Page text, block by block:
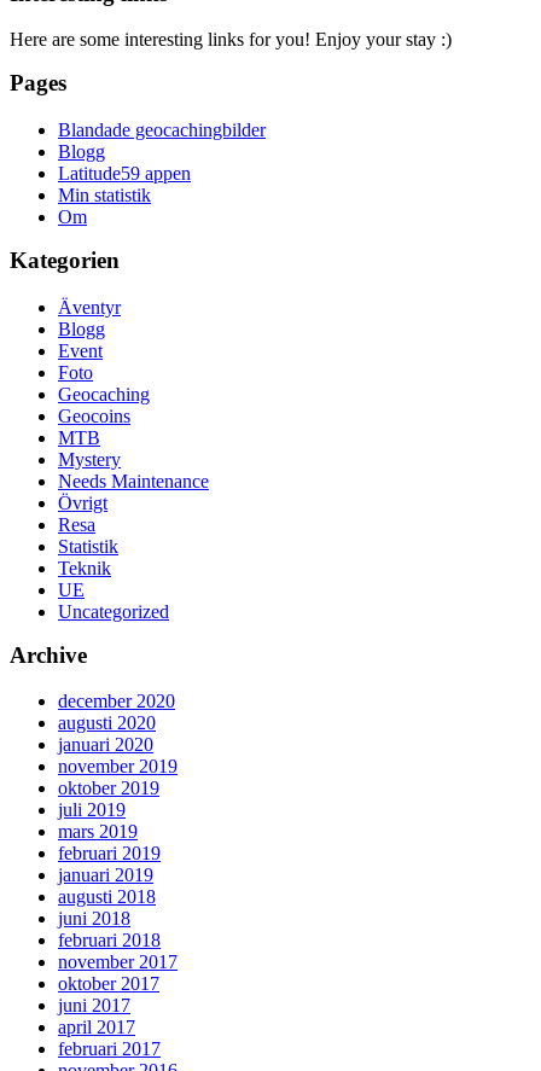
Here are some interesting links for you! Enjoy your stay :)
Pages
Blandade geocachingbilder
Blogg
Latitude59 appen
Min statistik
Om
Kategorien
Äventyr
Blogg
Event
Foto
Geocaching
Geocoins
MTB
Mystery
Needs Maintenance
Övrigt
Resa
Statistik
Teknik
UE
Uncategorized
Archive
december 2020
augusti 2020
januari 2020
november 2019
oktober 2019
juli 2019
mars 2019
februari 2019
januari 2019
augusti 2018
juni 2018
februari 2018
november 2017
oktober 2017
juni 2017
april 2017
februari 2017